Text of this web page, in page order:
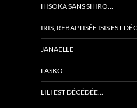
HISOKA SANS SHIRO…
IRIS, REBAPTISÉE ISIS EST
JANAËLLE
LASKO
LILI EST DÉCÉDÉE…